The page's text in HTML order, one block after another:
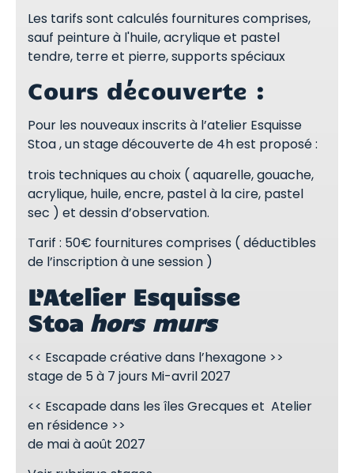
Les tarifs sont calculés fournitures comprises,
sauf peinture à l'huile, acrylique et pastel
tendre, terre et pierre, supports spéciaux
Cours découverte :
Pour les nouveaux inscrits à l’atelier Esquisse
Stoa , un stage découverte de 4h est proposé :
trois techniques au choix ( aquarelle, gouache,
acrylique, huile, encre, pastel à la cire, pastel
sec ) et dessin d’observation.
Tarif : 50€ fournitures comprises ( déductibles
de l’inscription à une session )
L’Atelier Esquisse
Stoa hors murs
<< Escapade créative dans l’hexagone >>
stage de 5 à 7 jours Mi-avril 2027
<< Escapade dans les îles Grecques et Atelier
en résidence >>
de mai à août 2027